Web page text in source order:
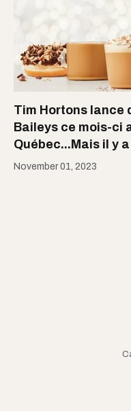
Tim Hortons lance
Baileys ce mois-ci
Québec...Mais il y
November 01, 2023